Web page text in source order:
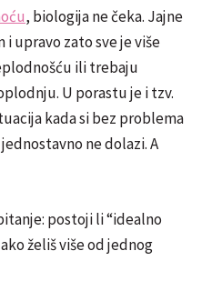
, biologija ne čeka. Jajne
upravo zato sve je više
ili trebaju
U porastu je i tzv.
kada si bez problema
ne dolazi. A
postoji li “idealno
želiš više od jednog